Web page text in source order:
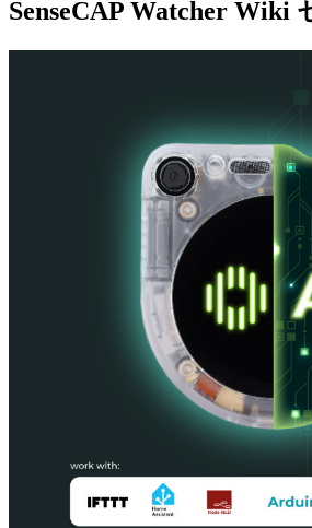
SenseCAP Watcher Wiki